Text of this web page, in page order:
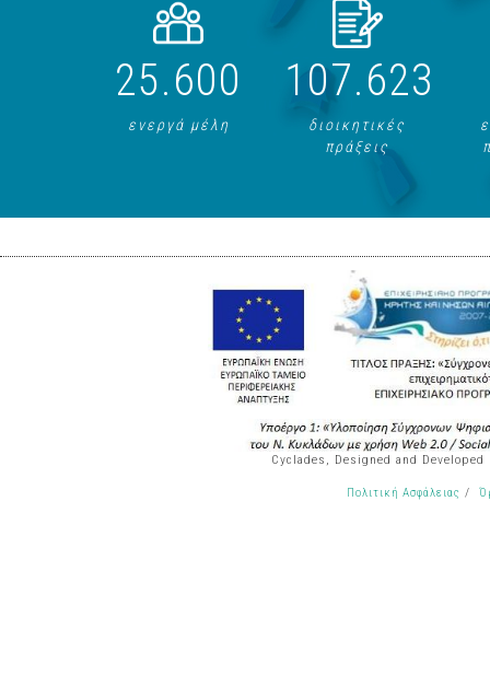
25.600
ενεργά μέλη
107.623
διοικητικές
πράξεις
Cyclades, Designed and
Πολιτική Ασφάλειας /